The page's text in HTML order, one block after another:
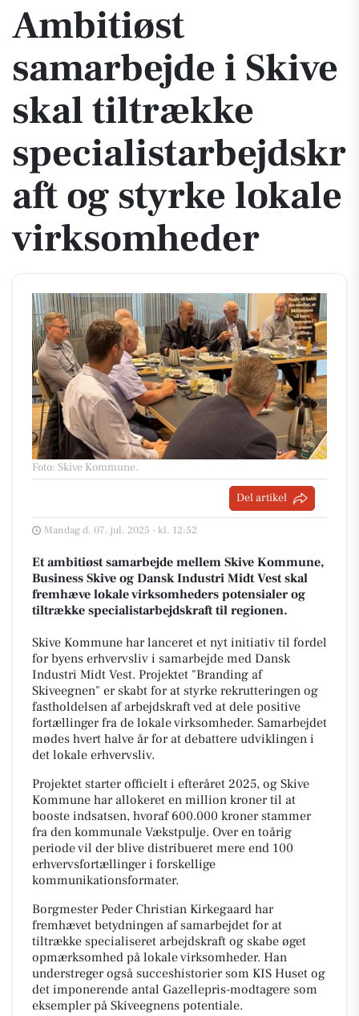
Ambitiøst
samarbejde i Skive
skal tiltrække
specialistarbejdskr
aft og styrke lokale
virksomheder
Foto: Skive Kommune.
Del artikel
Mandag d. 07. jul. 2025 - kl. 12:52
Et ambitiøst samarbejde mellem Skive Kommune,
Business Skive og Dansk Industri Midt Vest skal
fremhæve lokale virksomheders potensialer og
tiltrække specialistarbejdskraft til regionen.
Skive Kommune har lanceret et nyt initiativ til fordel
for byens erhvervsliv i samarbejde med Dansk
Industri Midt Vest. Projektet "Branding af
Skiveegnen" er skabt for at styrke rekrutteringen og
fastholdelsen af arbejdskraft ved at dele positive
fortællinger fra de lokale virksomheder. Samarbejdet
mødes hvert halve år for at debattere udviklingen i
det lokale erhvervsliv.
Projektet starter officielt i efteråret 2025, og Skive
Kommune har allokeret en million kroner til at
booste indsatsen, hvoraf 600.000 kroner stammer
fra den kommunale Vækstpulje. Over en toårig
periode vil der blive distribueret mere end 100
erhvervsfortællinger i forskellige
kommunikationsformater.
Borgmester Peder Christian Kirkegaard har
fremhævet betydningen af samarbejdet for at
tiltrække specialiseret arbejdskraft og skabe øget
opmærksomhed på lokale virksomheder. Han
understreger også succeshistorier som KIS Huset og
det imponerende antal Gazellepris-modtagere som
eksempler på Skiveegnens potentiale.